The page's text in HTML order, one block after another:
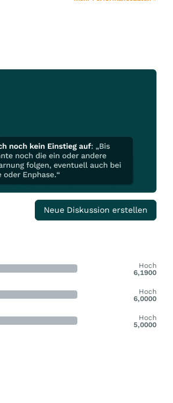
Neue Diskussion erstellen
Hoch
6,1900
Hoch
6,0000
Hoch
5,0000